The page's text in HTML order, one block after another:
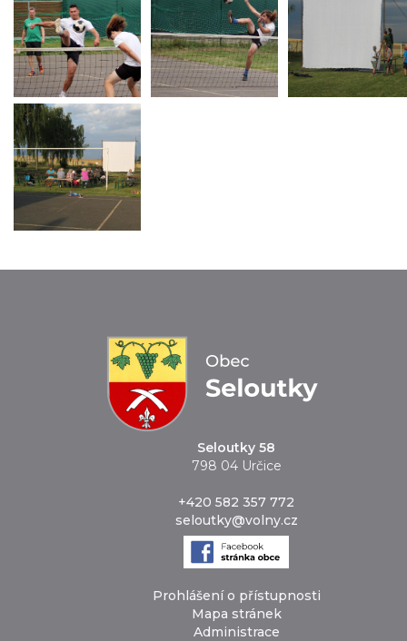
Seloutky 58
798 04 Určice
+420 582 357 772
seloutky@volny.cz
Prohlášení o přístupnosti
Mapa stránek
Administrace